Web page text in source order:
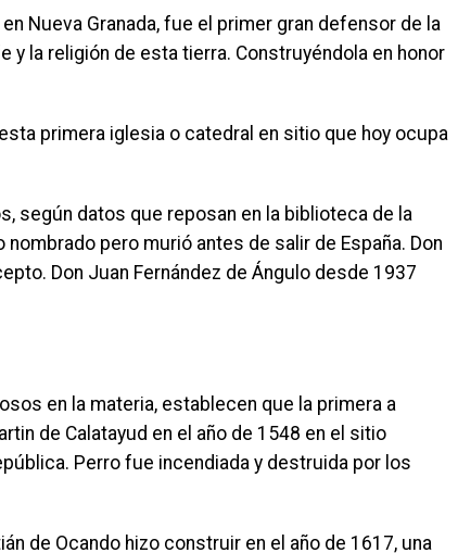
Nueva Granada, fue el primer gran defensor de la
la religión de esta tierra. Construyéndola en honor
primera iglesia o catedral en sitio que hoy ocupa
según datos que reposan en la biblioteca de la
pero murió antes de salir de España. Don
Don Juan Fernández de Ángulo desde 1937
en la materia, establecen que la primera a
de Calatayud en el año de 1548 en el sitio
Perro fue incendiada y destruida por los
de Ocando hizo construir en el año de 1617, una